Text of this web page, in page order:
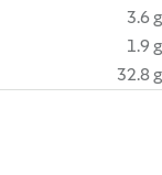
3.6 g
1.9 g
32.8 g